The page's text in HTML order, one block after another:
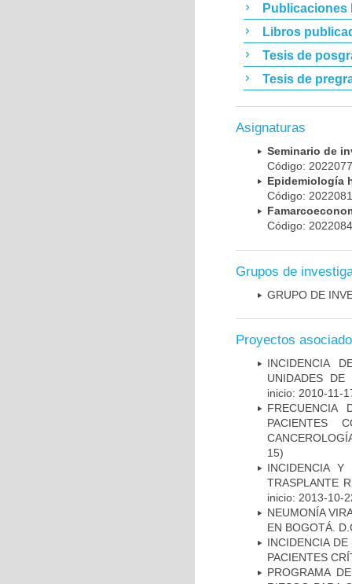
Publicaciones
Libros
Tesis de
Tesis de
Asignaturas
Seminario de
Código:
Epidemiología
Código:
Código:
Grupos de
GRUPO DE
Proyectos
INCIDENCIA
UNIDADES DE
inicio: 2010-11-
FRECUENCIA
PACIENTES
15)
INCIDENCIA Y
TRASPLANTE
inicio: 2013-10-
NEUMONÍA
EN BOGOTÁ.
INCIDENCIA
PACIENTES
PROGRAMA